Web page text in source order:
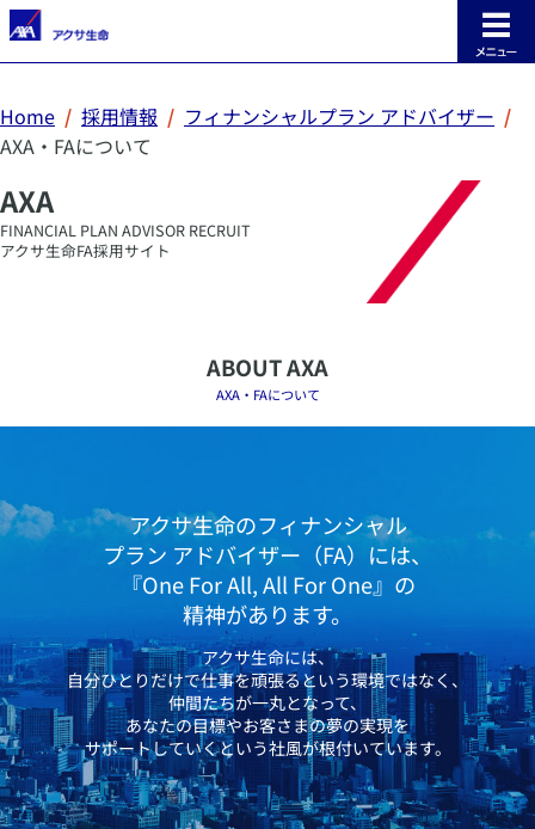
INDEX トップ
ABOUT AXA AXA・FA について
INTERVIEW FA インタビュー
ENTRY
採用応募エントリー
Home 採用情報
フィナンシャルプラン アドバイザー
AXA・FAについて
AXA
FINANCIAL PLAN ADVISOR RECRUIT
アクサ生命FA採用サイト
ABOUT AXA
AXA・FAについて
アクサ生命のフィナンシャル
プラン アドバイザー（FA）には、
『One For All, All For One』の
精神があります。
アクサ生命には、
自分ひとりだけで仕事を頑張るという環境ではなく、
仲間たちが一丸となって、
あなたの目標やお客さまの夢の実現を
サポートしていくという社風が根付いています。